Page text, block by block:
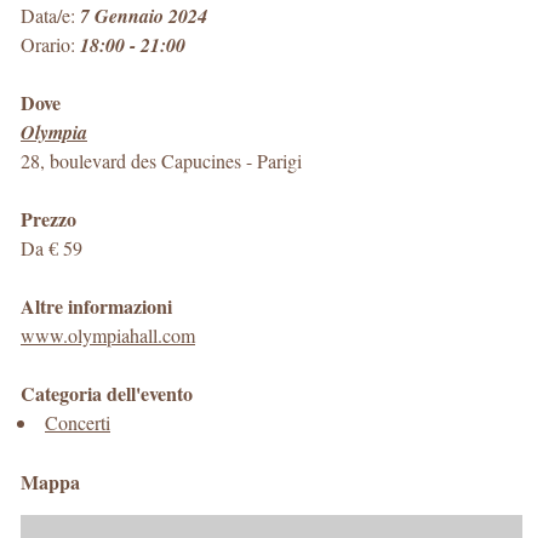
Data/e: 7 Gennaio 2024
Orario: 18:00 - 21:00
Dove
Olympia
28, boulevard des Capucines-Parigi
Prezzo
Da € 59
Altre informazioni
www.olympiahall.com
Categoria dell'evento
Concerti
Mappa